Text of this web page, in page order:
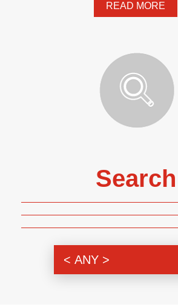
READ MORE
Search